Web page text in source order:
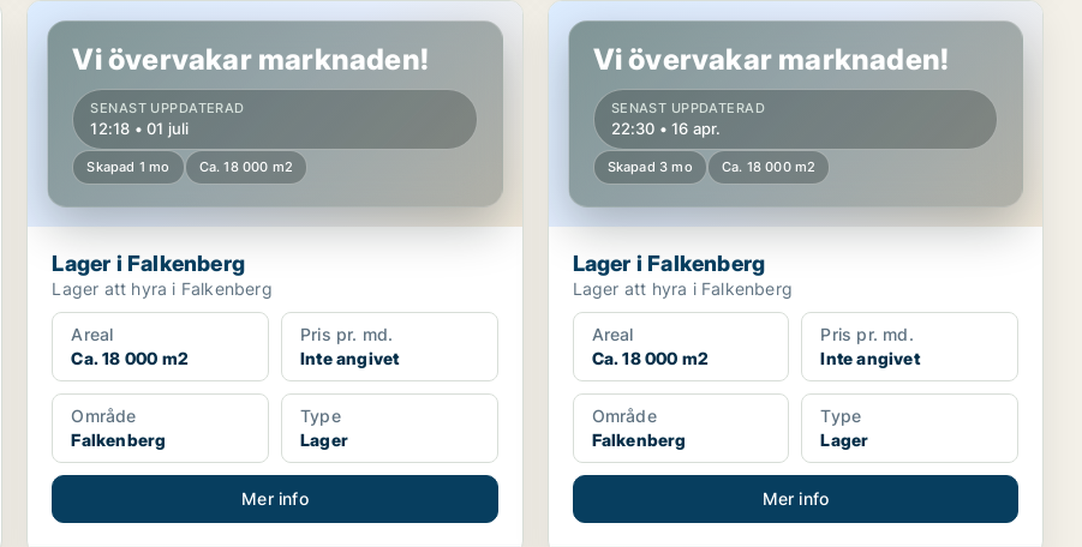
Lager i Falkenberg
Vi övervakar marknaden!
SENAST UPPDATERAD
12:18 • 01 juli
Skapad 1 mo Ca. 18 000 m2
Lager i Falkenberg
Lager att hyra i Falkenberg
Areal
Ca. 18 000 m2
Pris pr. md.
Inte angivet
Område
Falkenberg
Type
Lager
Mer info
Lager i Falkenberg
Vi övervakar marknaden!
SENAST UPPDATERAD
22:30 • 16 apr.
Skapad 3 mo Ca. 18 000 m2
Lager i Falkenberg
Lager att hyra i Falkenberg
Areal
Ca. 18 000 m2
Pris pr. md.
Inte angivet
Område
Falkenberg
Type
Lager
Mer info